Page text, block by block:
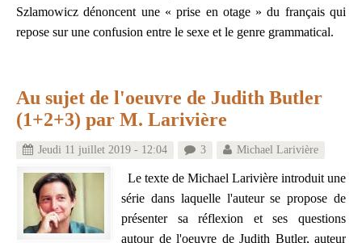
Szlamowicz dénoncent une « prise en otage » du français qui
repose sur une confusion entre le sexe et le genre grammatical.
Au sujet de l'oeuvre de Judith Butler
(1+2+3) par M. Larivière
Jeudi 11 juillet 2019 - 12:04 3 Michael Larivière
Le texte de Michael Larivière introduit une
série dans laquelle l'auteur se propose de
présenter sa réflexion et ses questions
autour de l'oeuvre de Judith Butler, auteur